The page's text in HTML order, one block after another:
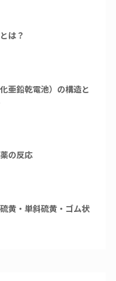
は？
亜鉛乾電池）の構造と
の反応
黄・単斜硫黄・ゴム状